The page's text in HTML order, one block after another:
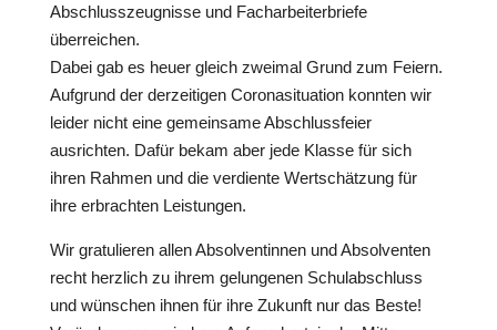
Abschlusszeugnisse und Facharbeiterbriefe
überreichen.
Dabei gab es heuer gleich zweimal Grund zum Feiern.
Aufgrund der derzeitigen Coronasituation konnten wir
leider nicht eine gemeinsame Abschlussfeier
ausrichten. Dafür bekam aber jede Klasse für sich
ihren Rahmen und die verdiente Wertschätzung für
ihre erbrachten Leistungen.
Wir gratulieren allen Absolventinnen und Absolventen
recht herzlich zu ihrem gelungenen Schulabschluss
und wünschen ihnen für ihre Zukunft nur das Beste!